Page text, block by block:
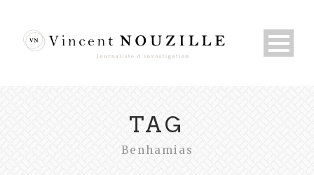
TAG
Benhamias